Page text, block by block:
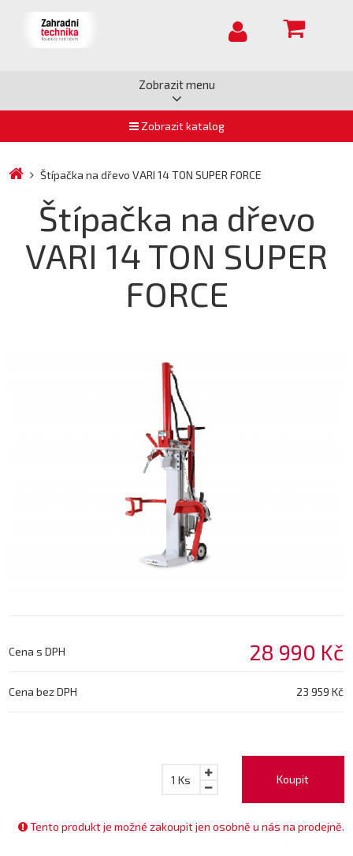
Zobrazit menu
Zobrazit katalog
Štípačka na dřevo VARI 14 TON SUPER FORCE
Štípačka na dřevo
VARI 14 TON SUPER
FORCE
Cena s DPH 28 990 Kč
Cena bez DPH 23 959 Kč
Koupit
1 Ks
Tento produkt je možné zakoupit jen osobně u nás na prodejně.